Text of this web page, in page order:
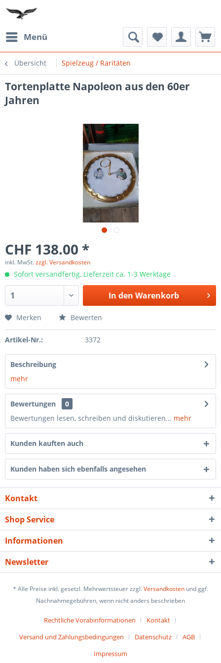
Menü
Übersicht Spielzeug / Raritäten
Tortenplatte Napoleon aus den 60er
Jahren
CHF 138.00 *
inkl. MwSt.zzgl. Versandkosten
Sofort versandfertig, Lieferzeit ca. 1-3 Werktage
In den Warenkorb
Merken Bewerten
Artikel-Nr.: 3372
Beschreibung
mehr
Bewertungen
0
Bewertungen lesen, schreiben und diskutieren... mehr
Kunden kauften auch
Kunden haben sich ebenfalls angesehen
Kontakt
Shop Service
Informationen
Newsletter
* Alle Preise inkl. gesetzl. Mehrwertsteuer zzgl.Versandkosten und ggf.
Nachnahmegebühren, wenn nicht anders beschrieben
Rechtliche Vorabinformationen
Kontakt
Versand und Zahlungsbedingungen
Datenschutz
AGB
Impressum